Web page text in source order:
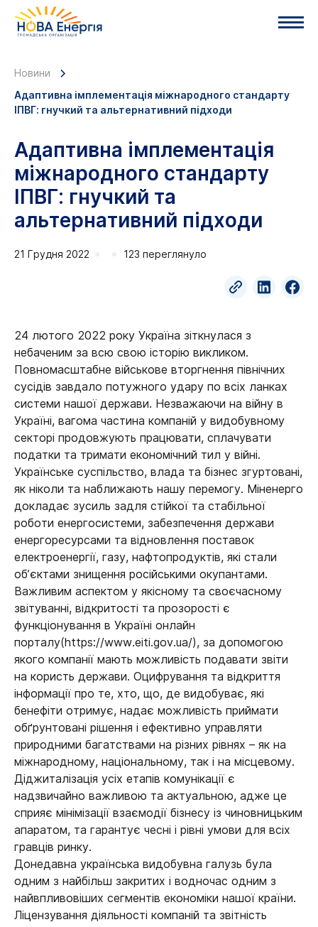
Новини
Адаптивна імплементація міжнародного стандарту
ІПВГ: гнучкий та альтернативний підходи
Адаптивна імплементація
міжнародного стандарту
ІПВГ: гнучкий та
альтернативний підходи
21 Грудня 2022 123 переглянуло
24 лютого 2022 року Україна зіткнулася з
небаченим за всю свою історію викликом.
Повномасштабне військове вторгнення північних
сусідів завдало потужного удару по всіх ланках
системи нашої держави. Незважаючи на війну в
Україні, вагома частина компаній у видобувному
секторі продовжують працювати, сплачувати
податки та тримати економічний тил у війні.
Українське суспільство, влада та бізнес згуртовані,
як ніколи та наближають нашу перемогу. Міненерго
докладає зусиль задля стійкої та стабільної
роботи енергосистеми, забезпечення держави
енергоресурсами та відновлення поставок
електроенергії, газу, нафтопродуктів, які стали
об’єктами знищення російськими окупантами.
Важливим аспектом у якісному та своєчасному
звітуванні, відкритості та прозорості є
функціонування в Україні онлайн
порталу(https://www.eiti.gov.ua/), за допомогою
якого компанії мають можливість подавати звіти
на користь держави. Оцифрування та відкриття
інформації про те, хто, що, де видобуває, які
бенефіти отримує, надає можливість приймати
обґрунтовані рішення і ефективно управляти
природними багатствами на різних рівнях – як на
міжнародному, національному, так і на місцевому.
Діджиталізація усіх етапів комунікації є
надзвичайно важливою та актуальною, адже це
сприяє мінімізації взаємодії бізнесу із чиновницьким
апаратом, та гарантує чесні і рівні умови для всіх
гравців ринку.
Донедавна українська видобувна галузь була
одним з найбільш закритих і водночас одним з
найвпливовіших сегментів економіки нашої країни.
Ліцензування діяльності компаній та звітність